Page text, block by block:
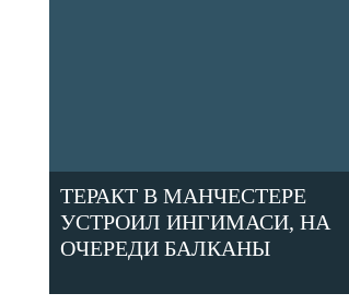
ТЕРАКТ В МАНЧЕСТЕРЕ
УСТРОИЛ ИНГИМАСИ, НА
ОЧЕРЕДИ БАЛКАНЫ